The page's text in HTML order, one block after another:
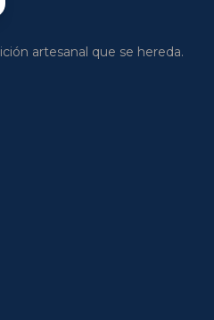
artesanal que se hereda.